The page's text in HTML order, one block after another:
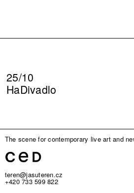
25/10
HaDivadlo
The scene for contemporary live art and
teren@jasuteren.cz
+420 733 599 822